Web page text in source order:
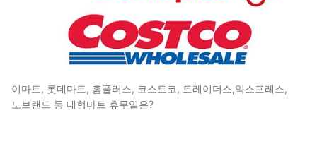
이마트, 롯데마트, 홈플러스, 코스트코, 트레이더스,익스프레스,
노브랜드 등 대형마트 휴무일은?